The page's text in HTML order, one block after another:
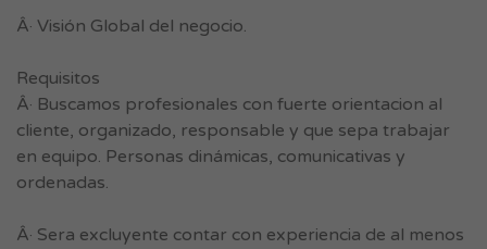
Â· Visión Global del negocio.
Requisitos
Â· Buscamos profesionales con fuerte orientacion al
cliente, organizado, responsable y que sepa trabajar
en equipo. Personas dinámicas, comunicativas y
ordenadas.
Â· Sera excluyente contar con experiencia de al menos